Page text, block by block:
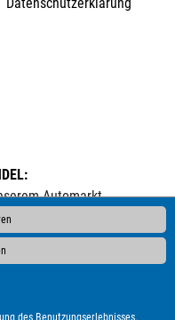
des Benutzungserlebnisses.
Automarkt
folgender